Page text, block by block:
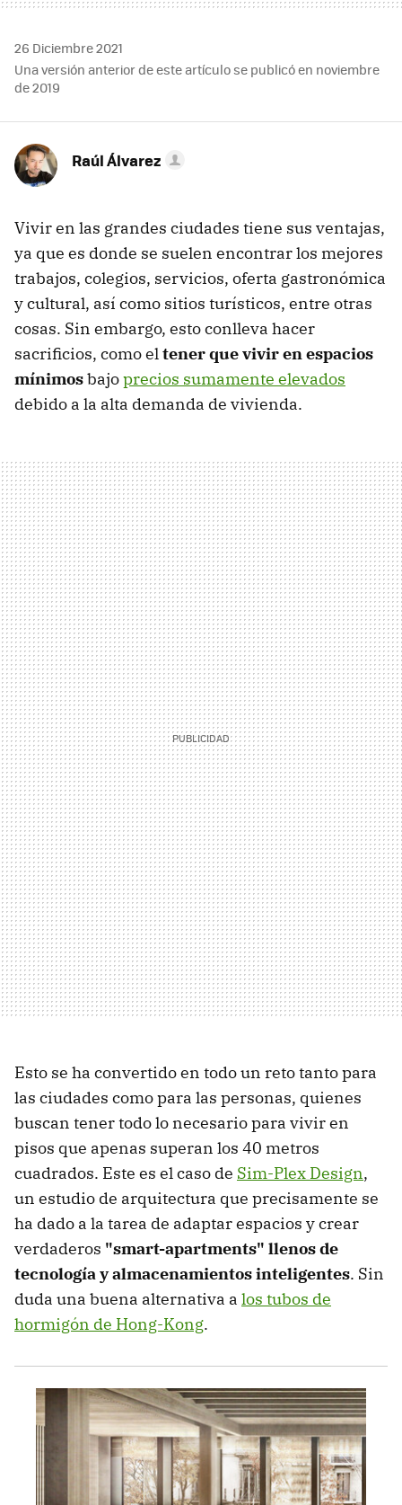
26 Diciembre 2021
Una versión anterior de este artículo se publicó en noviembre
de 2019
Raúl Álvarez
Vivir en las grandes ciudades tiene sus ventajas,
ya que es donde se suelen encontrar los mejores
trabajos, colegios, servicios, oferta gastronómica
y cultural, así como sitios turísticos, entre otras
cosas. Sin embargo, esto conlleva hacer
sacrificios, como eltener que vivir en espacios
mínimosbajoprecios sumamente elevados
debido a la alta demanda de vivienda.
Esto se ha convertido en todo un reto tanto para
las ciudades como para las personas, quienes
buscan tener todo lo necesario para vivir en
pisos que apenas superan los 40 metros
cuadrados. Este es el caso de Sim-Plex Design,
un estudio de arquitectura que precisamente se
ha dado a la tarea de adaptar espacios y crear
verdaderos "smart-apartments" llenos de
tecnología y almacenamientos inteligentes. Sin
duda una buena alternativa a los tubos de
hormigón de Hong-Kong.